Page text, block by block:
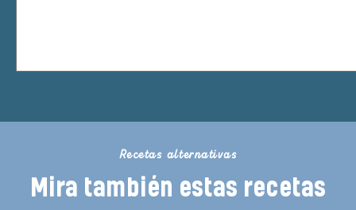
Recetas alternativas
Mira también estas recetas